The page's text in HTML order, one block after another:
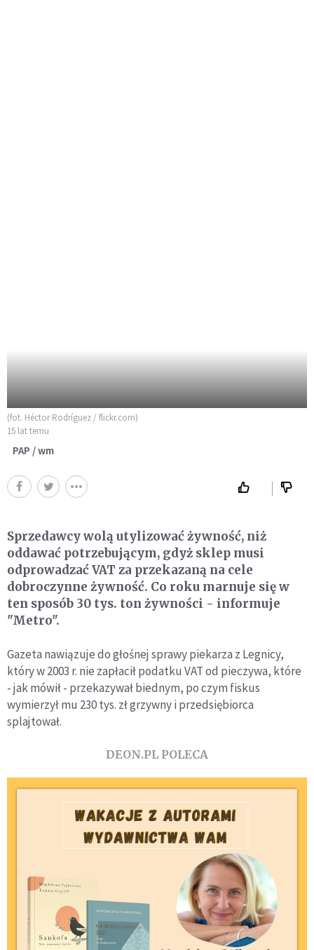
(fot. Héctor Rodríguez / flickr.com)
15 lat temu
PAP / wm
Sprzedawcy wolą utylizować żywność, niż
oddawać potrzebującym, gdyż sklep musi
odprowadzać VAT za przekazaną na cele
dobroczynne żywność. Co roku marnuje się w
ten sposób 30 tys. ton żywności - informuje
"Metro".
Gazeta nawiązuje do głośnej sprawy piekarza z Legnicy,
który w 2003 r. nie zapłacił podatku VAT od pieczywa, które
- jak mówił - przekazywał biednym, po czym fiskus
wymierzył mu 230 tys. zł grzywny i przedsiębiorca
splajtował.
DEON.PL POLECA